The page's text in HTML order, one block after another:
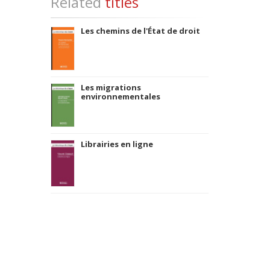
Les chemins de l'État de droit
Les migrations
environnementales
Librairies en ligne